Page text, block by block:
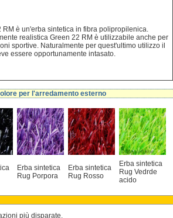
RM è un'erba sintetica in fibra polipropilenica.
realistica Green 22 RM è utilizzabile anche per
sportive. Naturalmente per quest'ultimo utilizzo il
essere opportunamente intasato.
per l'arredamento esterno
Erba sintetica
Rug Porpora
Erba sintetica
Rug Rosso
Erba sintetica
Rug Vedrde
acido
più disparate.